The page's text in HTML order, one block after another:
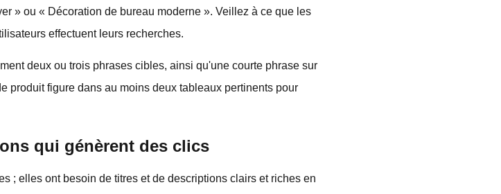
» ou « Décoration de bureau moderne ». Veillez à ce que les
effectuent leurs recherches.
deux ou trois phrases cibles, ainsi qu'une courte phrase sur
produit figure dans au moins deux tableaux pertinents pour
qui génèrent des clics
; elles ont besoin de titres et de descriptions clairs et riches en